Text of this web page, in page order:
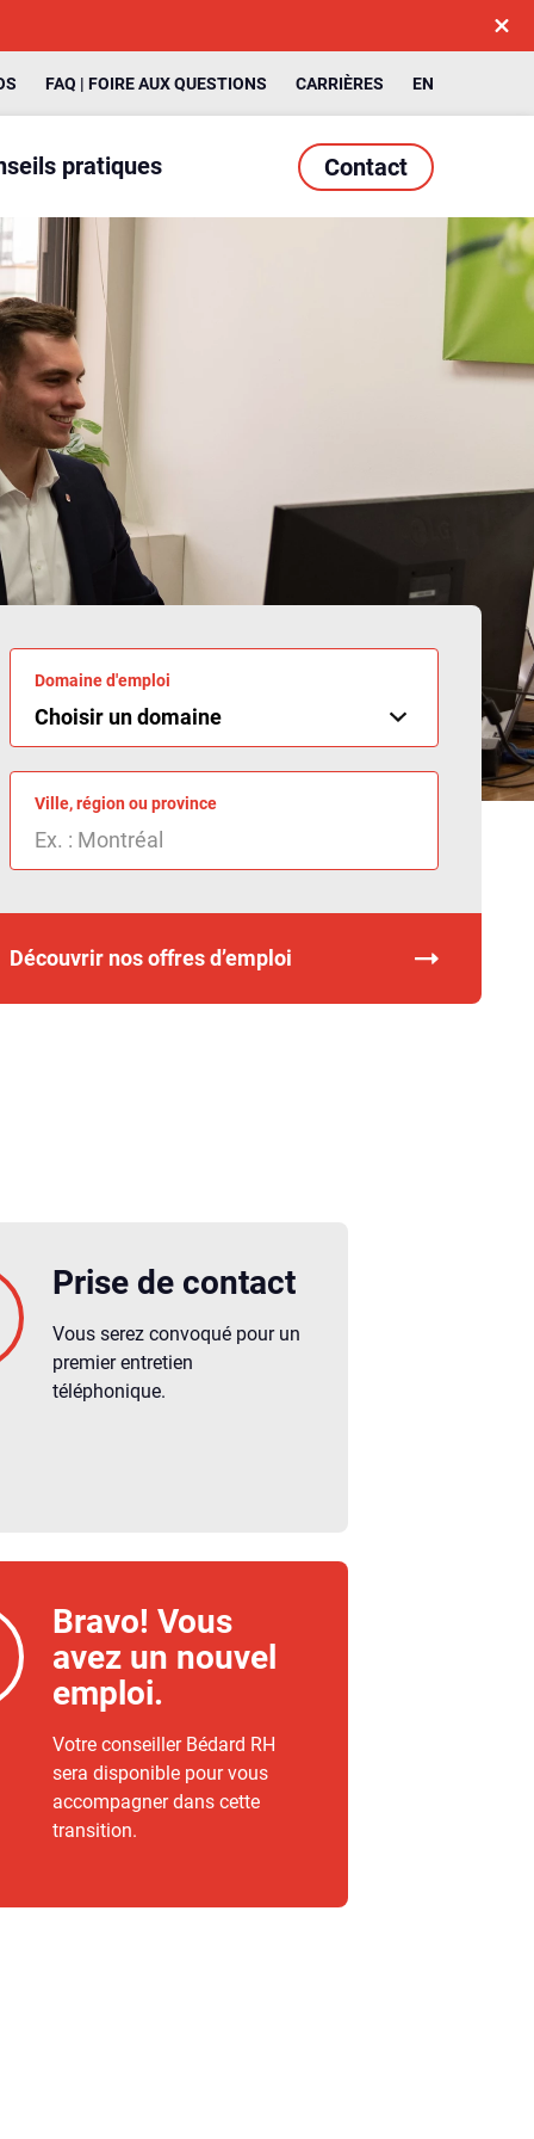
FAQ | FOIRE AUX QUESTIONS CARRIÈRES EN
pratiques Contact
Domaine d'emploi
Ville, région ou province
Découvrir nos offres d’emploi
Prise de contact
Vous serez convoqué pour un
premier entretien
téléphonique.
Bravo! Vous
avez un nouvel
emploi.
Votre conseiller Bédard RH
sera disponible pour vous
accompagner dans cette
transition.